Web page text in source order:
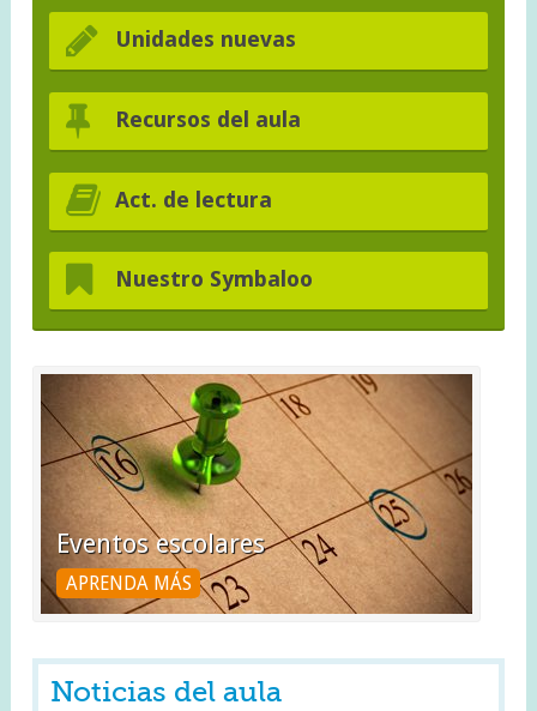
Unidades nuevas
Recursos del aula
Act. de lectura
Nuestro Symbaloo
Eventos escolares
APRENDA MÁS
Noticias del aula